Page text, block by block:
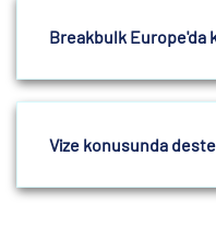
Breakbulk Europe'da
Vize konusunda